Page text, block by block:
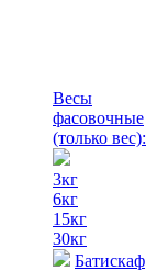
Весы
фасовочные
(только вес):
3кг
6кг
15кг
30кг
Батискаф